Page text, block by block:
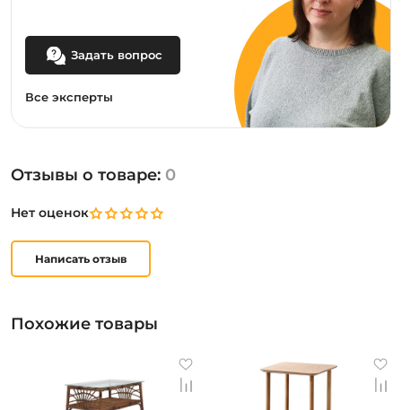
Задать вопрос
Все эксперты
Отзывы о товаре: 0
Нет оценок
Написать отзыв
Похожие товары